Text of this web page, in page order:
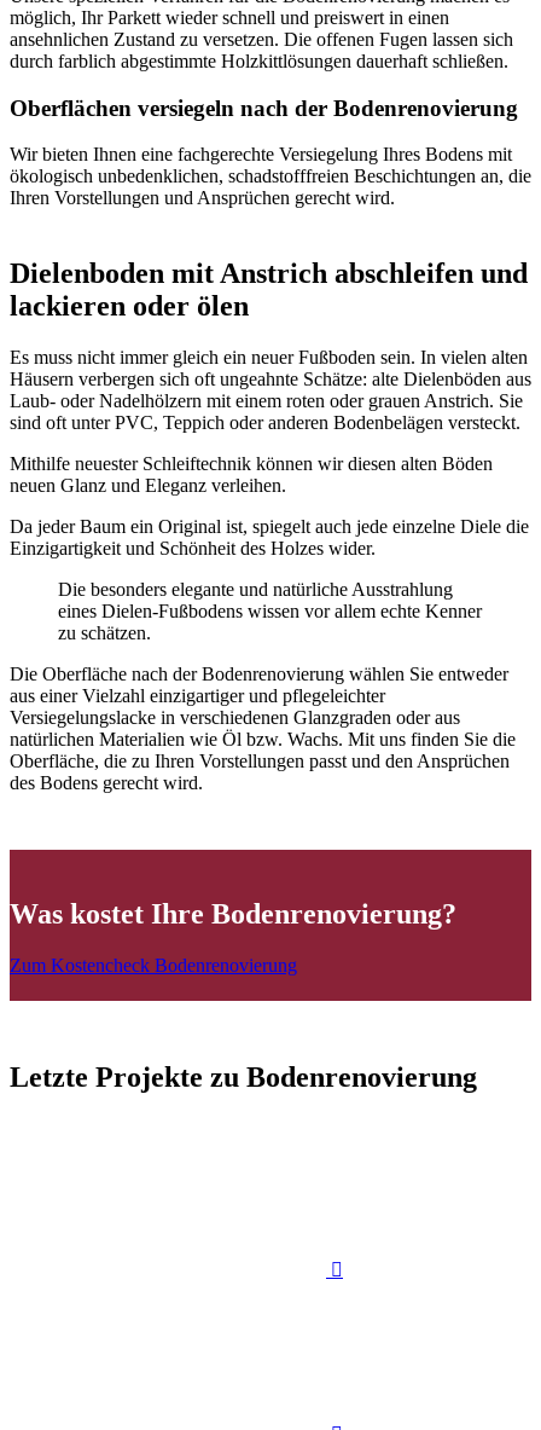
möglich, Ihr Parkett wieder schnell und preiswert in einen
ansehnlichen Zustand zu versetzen. Die offenen Fugen lassen sich
durch farblich abgestimmte Holzkittlösungen dauerhaft schließen.
Oberflächen versiegeln nach der Bodenrenovierung
Wir bieten Ihnen eine fachgerechte Versiegelung Ihres Bodens mit
ökologisch unbedenklichen, schadstofffreien Beschichtungen an, die
Ihren Vorstellungen und Ansprüchen gerecht wird.
Dielenboden mit Anstrich abschleifen und
lackieren oder ölen
Es muss nicht immer gleich ein neuer Fußboden sein. In vielen alten
Häusern verbergen sich oft ungeahnte Schätze: alte Dielenböden aus
Laub- oder Nadelhölzern mit einem roten oder grauen Anstrich. Sie
sind oft unter PVC, Teppich oder anderen Bodenbelägen versteckt.
Mithilfe neuester Schleiftechnik können wir diesen alten Böden
neuen Glanz und Eleganz verleihen.
Da jeder Baum ein Original ist, spiegelt auch jede einzelne Diele die
Einzigartigkeit und Schönheit des Holzes wider.
Die besonders elegante und natürliche Ausstrahlung
eines Dielen-Fußbodens wissen vor allem echte Kenner
zu schätzen.
Die Oberfläche nach der Bodenrenovierung wählen Sie entweder
aus einer Vielzahl einzigartiger und pflegeleichter
Versiegelungslacke in verschiedenen Glanzgraden oder aus
natürlichen Materialien wie Öl bzw. Wachs. Mit uns finden Sie die
Oberfläche, die zu Ihren Vorstellungen passt und den Ansprüchen
des Bodens gerecht wird.
Was kostet Ihre Bodenrenovierung?
Zum Kostencheck Bodenrenovierung
Letzte Projekte zu Bodenrenovierung
